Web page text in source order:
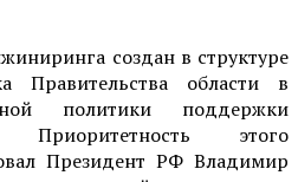
создан в структуре
Правительства области в
политики поддержки
Приоритетность этого
Президент РФ Владимир